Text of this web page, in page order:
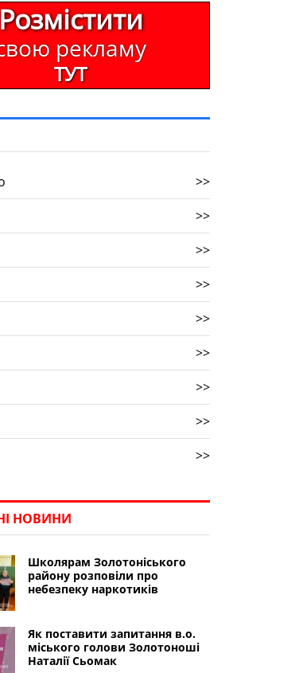
Розмістити
рекламу
ТУТ
>>
>>
>>
>>
>>
>>
>>
>>
>>
НОВИНИ
Школярам Золотоніського
району розповіли про
небезпеку наркотиків
Як поставити запитання в.о.
міського голови Золотоноші
Наталії Сьомак